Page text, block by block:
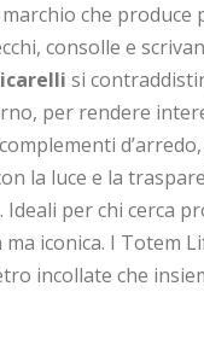
marchio che
consolle e
si
per rendere
la luce e la
per chi cerca
iconica. I Totem
incollate che